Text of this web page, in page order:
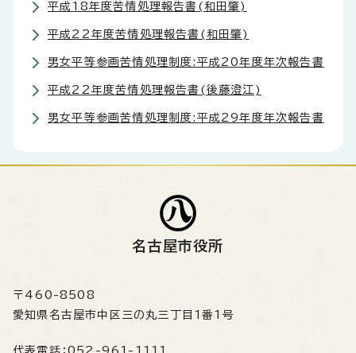
平成18年度苦情処理報告書(和田肇)
平成22年度苦情処理報告書(和田肇)
男女平等参画苦情処理制度:平成20年度年次報告書
平成22年度苦情処理報告書(後藤澄江)
男女平等参画苦情処理制度:平成29年度年次報告書
名古屋市役所
〒460-8508
愛知県名古屋市中区三の丸三丁目1番1号
代表電話： 052-961-1111